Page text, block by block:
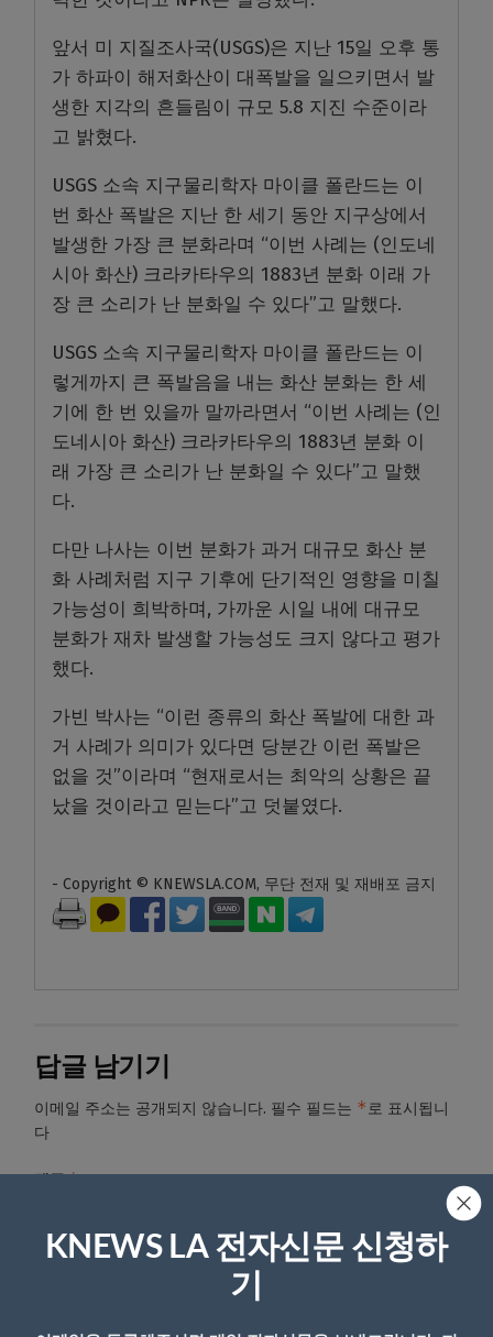
앞서 미 지질조사국(USGS)은 지난 15일 오후 통
가 하파이 해저화산이 대폭발을 일으키면서 발
생한 지각의 흔들림이 규모 5.8 지진 수준이라
고 밝혔다.
USGS 소속 지구물리학자 마이클 폴란드는 이
번 화산 폭발은 지난 한 세기 동안 지구상에서
발생한 가장 큰 분화라며 “이번 사례는 (인도네
시아 화산) 크라카타우의 1883년 분화 이래 가
장 큰 소리가 난 분화일 수 있다”고 말했다.
USGS 소속 지구물리학자 마이클 폴란드는 이
렇게까지 큰 폭발음을 내는 화산 분화는 한 세
기에 한 번 있을까 말까라면서 “이번 사례는 (인
도네시아 화산) 크라카타우의 1883년 분화 이
래 가장 큰 소리가 난 분화일 수 있다”고 말했
다.
다만 나사는 이번 분화가 과거 대규모 화산 분
화 사례처럼 지구 기후에 단기적인 영향을 미칠
가능성이 희박하며, 가까운 시일 내에 대규모
분화가 재차 발생할 가능성도 크지 않다고 평가
했다.
가빈 박사는 “이런 종류의 화산 폭발에 대한 과
거 사례가 의미가 있다면 당분간 이런 폭발은
없을 것”이라며 “현재로서는 최악의 상황은 끝
났을 것이라고 믿는다”고 덧붙였다.
- Copyright © KNEWSLA.COM, 무단 전재 및 재배포 금지
답글 남기기
이메일 주소는 공개되지 않습니다. 필수 필드는 *로 표시됩니
다
댓글*
KNEWS LA 전자신문 신청하
기